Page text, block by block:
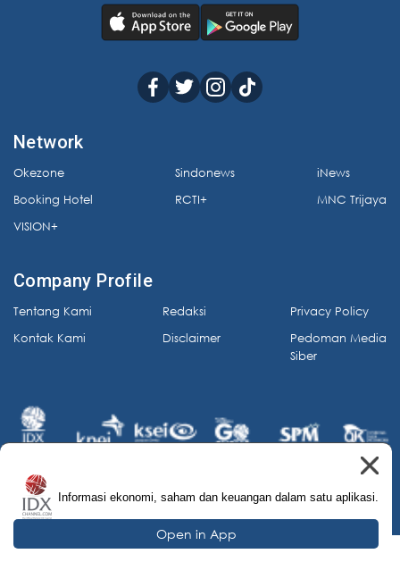
Network
Okezone
Booking Hotel
VISION+
Sindonews
RCTI+
iNews
MNC Trijaya
Company Profile
Tentang Kami
Kontak Kami
Redaksi
Disclaimer
Privacy Policy
Pedoman Media
Siber
© 2026 IDX Channel. All Rights Reserved.
Informasi ekonomi, saham dan keuangan dalam satu aplikasi.
Open in App